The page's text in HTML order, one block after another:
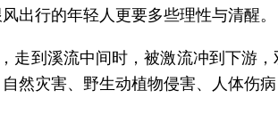
出行的年轻人更要多些理性与清醒。
到溪流中间时，被激流冲到下游
灾害、野生动植物侵害、人体伤